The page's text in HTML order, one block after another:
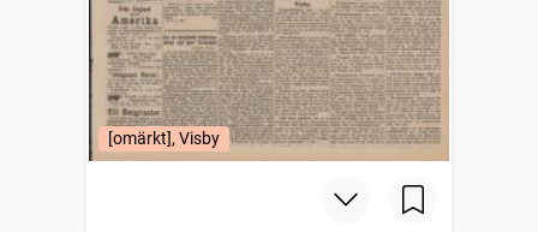
[omärkt], Visby